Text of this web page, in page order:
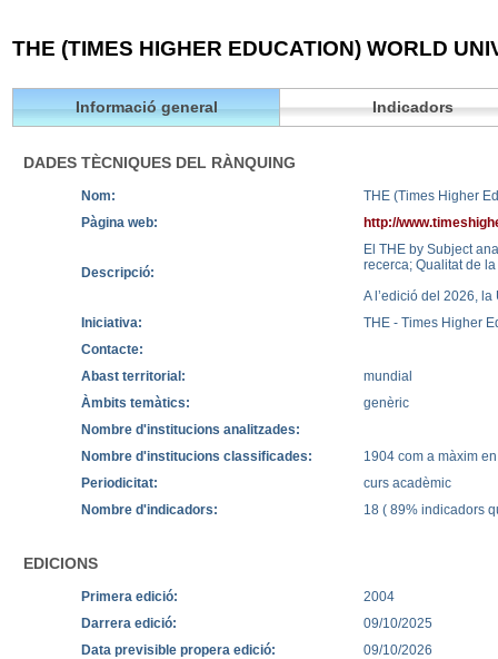
THE (TIMES HIGHER EDUCATION) WORLD
Informació general Indicadors
DADES TÈCNIQUES DEL RÀNQUING
Nom:
THE (Times Higher
Pàgina web:
http://
Descripció:
El THE by Subject
recerca; Qualitat de
A l’edició del 2026,
Iniciativa:
THE - Times Higher
Contacte:
Abast territorial:
mundial
Àmbits temàtics:
genèric
Nombre d'institucions analitzades:
Nombre d'institucions classificades:
1904 com a màxim
Periodicitat:
curs acadèmic
Nombre d'indicadors:
18 ( 89% indicadors
EDICIONS
Primera edició:
2004
Darrera edició:
09/10/2025
Data previsible propera edició:
09/10/2026